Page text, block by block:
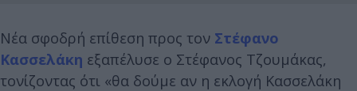
Νέα σφοδρή επίθεση προς τον Στέφανο
Κασσελάκη εξαπέλυσε ο Στέφανος Τζουμάκας,
τονίζοντας ότι «θα δούμε αν η εκλογή Κασσελάκη